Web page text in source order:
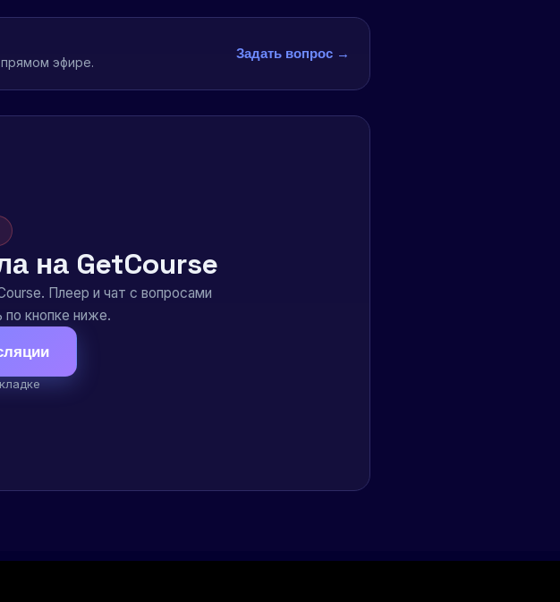
эфире.
Задать вопрос →
на GetCourse
Плеер и чат с вопросами
кнопке ниже.
Публичная оферта Политика